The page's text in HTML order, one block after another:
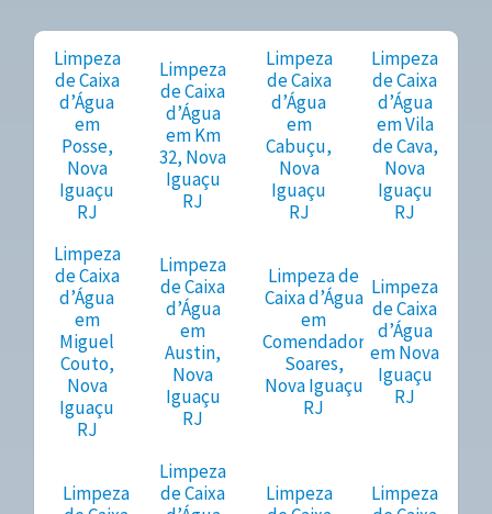
Limpeza
de Caixa
d’Água
em
Posse,
Nova
Iguaçu
RJ
Limpeza
de Caixa
d’Água
em Km
32, Nova
Iguaçu
RJ
Limpeza
de Caixa
d’Água
em
Cabuçu,
Nova
Iguaçu
RJ
Limpeza
de Caixa
d’Água
em Vila
de Cava,
Nova
Iguaçu
RJ
Limpeza
de Caixa
d’Água
em
Miguel
Couto,
Nova
Iguaçu
RJ
Limpeza
de Caixa
d’Água
em
Austin,
Nova
Iguaçu
RJ
Limpeza de
Caixa d’Água
em
Comendador
Soares,
Nova Iguaçu
RJ
Limpeza
de Caixa
d’Água
em Nova
Iguaçu
RJ
Limpeza
Limpeza
de Caixa
Limpeza
Limpeza